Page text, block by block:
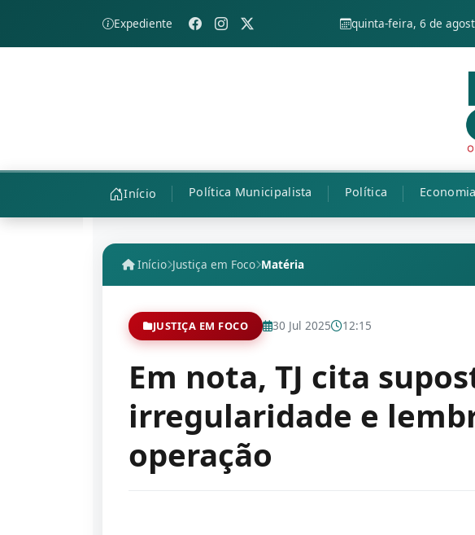
Expediente quinta-feira, 6 de
Início Política Municipalista Política Economia
Início Justiça em Foco Matéria
JUSTIÇA EM FOCO 30 Jul 2025 12:15
Em nota, TJ cita
irregularidade e
operação